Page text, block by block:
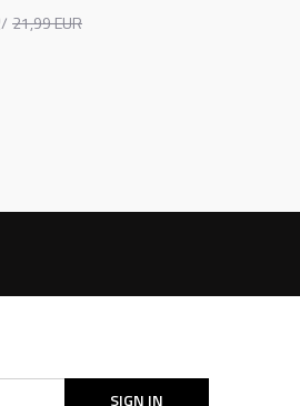
21,99EUR
SIGN IN